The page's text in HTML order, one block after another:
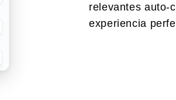
relevantes auto-
experiencia